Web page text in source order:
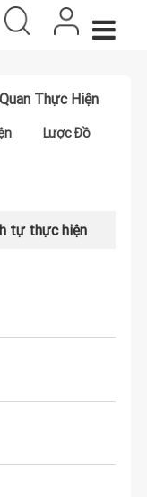
Thực Hiện
Lược Đồ
tự thực hiện